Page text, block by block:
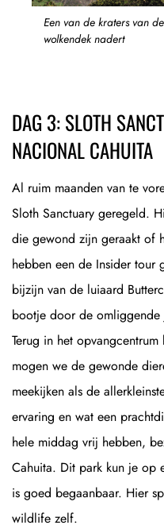
Een van de kraters van
wolkendek nadert
DAG 3: SLOTH
NACIONAL CAHUITA
Al ruim maanden van te
Sloth Sanctuary geregeld.
die gewond zijn geraakt of
hebben een de Insider tour
bijzijn van de luiaard
bootje door de
Terug in het
mogen we de gewonde
meekijken als de
ervaring en wat een
hele middag vrij hebben,
Cahuita. Dit park kun je op
is goed begaanbaar. Hier
wildlife zelf.